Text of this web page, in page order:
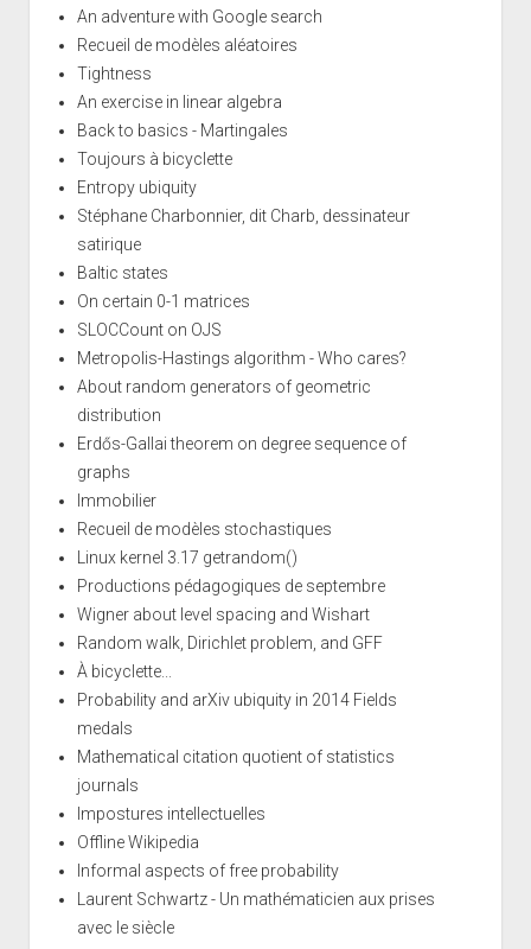
An adventure with Google search
Recueil de modèles aléatoires
Tightness
An exercise in linear algebra
Back to basics - Martingales
Toujours à bicyclette
Entropy ubiquity
Stéphane Charbonnier, dit Charb, dessinateur
satirique
Baltic states
On certain 0-1 matrices
SLOCCount on OJS
Metropolis-Hastings algorithm - Who cares?
About random generators of geometric
distribution
Erdős-Gallai theorem on degree sequence of
graphs
Immobilier
Recueil de modèles stochastiques
Linux kernel 3.17 getrandom()
Productions pédagogiques de septembre
Wigner about level spacing and Wishart
Random walk, Dirichlet problem, and GFF
À bicyclette...
Probability and arXiv ubiquity in 2014 Fields
medals
Mathematical citation quotient of statistics
journals
Impostures intellectuelles
Offline Wikipedia
Informal aspects of free probability
Laurent Schwartz - Un mathématicien aux prises
avec le siècle